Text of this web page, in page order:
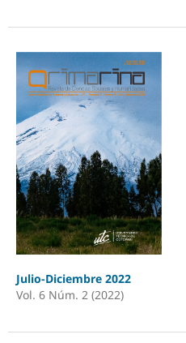
Julio-Diciembre 2022
Vol. 6 Núm. 2 (2022)